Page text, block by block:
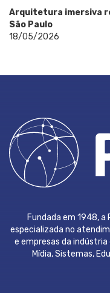
Arquitetura imersiva
São Paulo
18/05/2026
Fundada em 1948,
especializada no
e empresas da
Mídia, Sistemas,